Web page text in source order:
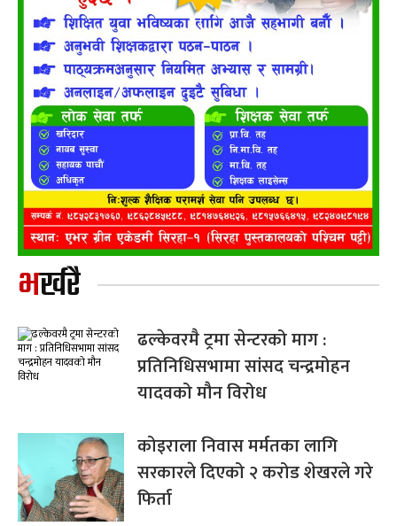
भर्खरै
ढल्केवरमै ट्रमा सेन्टरको माग :
प्रतिनिधिसभामा सांसद चन्द्रमोहन
यादवको मौन विरोध
कोइराला निवास मर्मतका लागि
सरकारले दिएको २ करोड शेखरले गरे
फिर्ता